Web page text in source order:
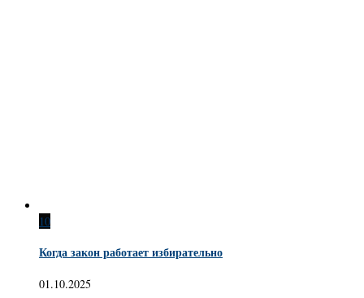
10
Когда закон работает избирательно
01.10.2025